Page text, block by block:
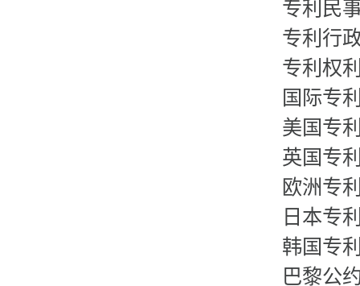
专利民
专利行
专利权
国际专
美国专
英国专
欧洲专
日本专
韩国专
巴黎公